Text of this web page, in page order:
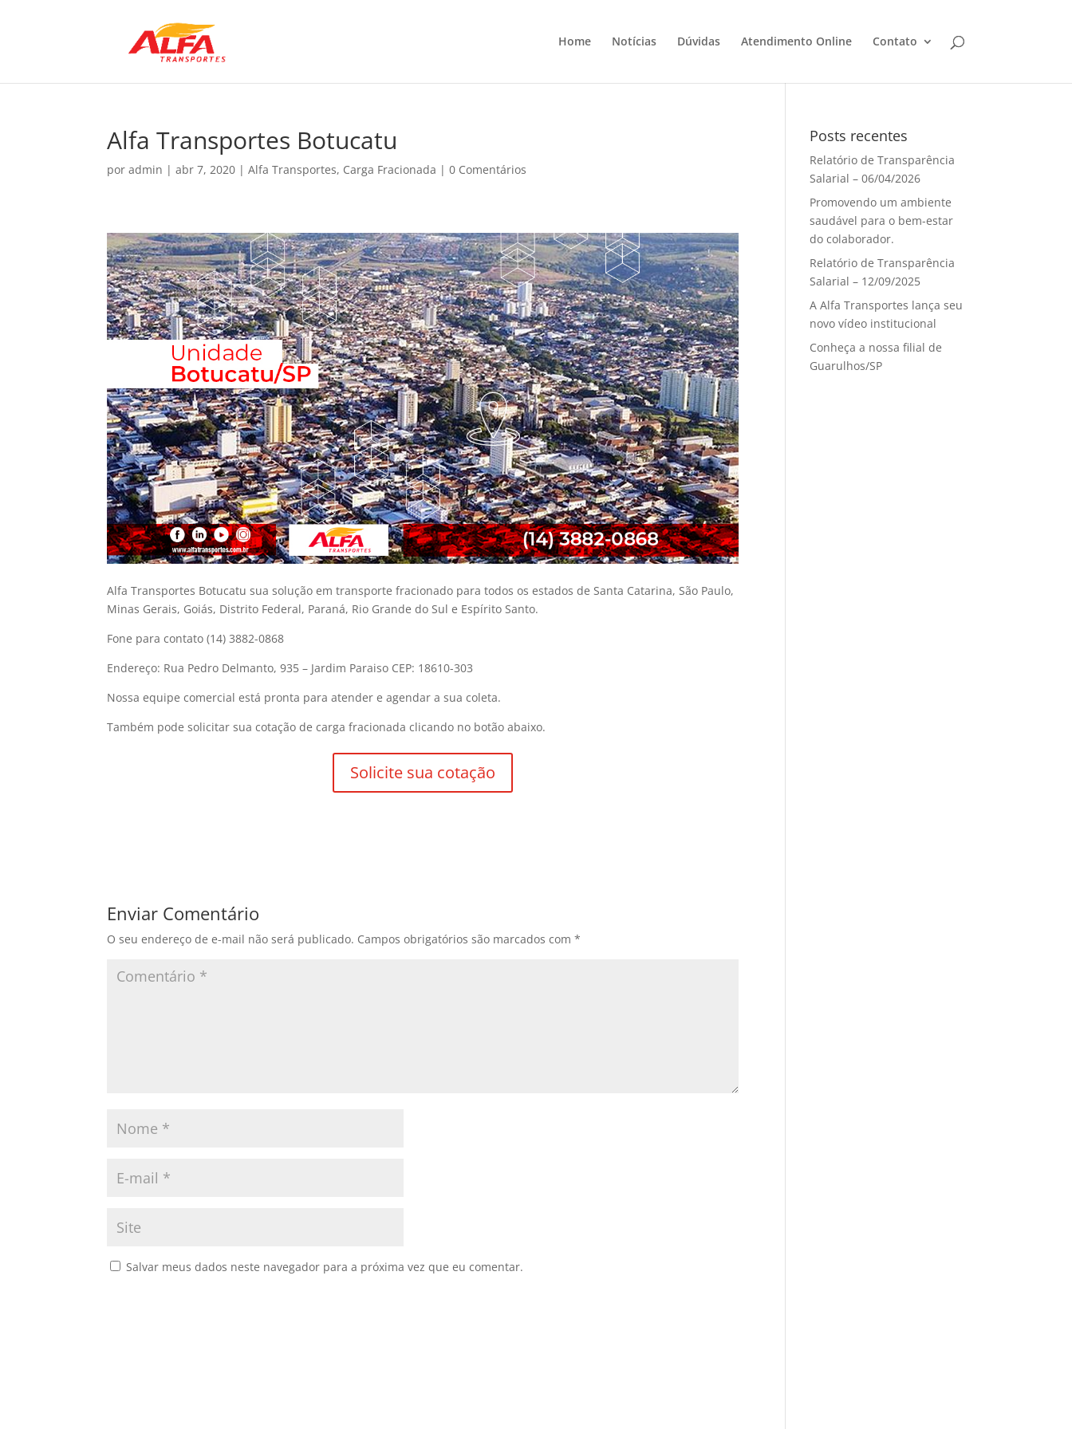
Home Notícias Dúvidas Atendimento Online Contato
Alfa Transportes Botucatu
poradmin |abr 7, 2020 |Alfa Transportes, Carga Fracionada |0 Comentários
Alfa Transportes Botucatu sua solução em transporte fracionado para todos os estados de Santa Catarina, São Paulo,
Minas Gerais, Goiás, Distrito Federal, Paraná, Rio Grande do Sul e Espírito Santo.
Fone para contato (14) 3882-0868
Endereço: Rua Pedro Delmanto, 935 – Jardim Paraiso CEP: 18610-303
Nossa equipe comercial está pronta para atender e agendar a sua coleta.
Também pode solicitar sua cotação de carga fracionada clicando no botão abaixo.
Solicite sua cotação
Enviar Comentário
O seu endereço de e-mail não será publicado. Campos obrigatórios são marcados com*
Salvar meus dados neste navegador para a próxima vez que eu comentar.
Posts recentes
Relatório de Transparência
Salarial – 06/04/2026
Promovendo um ambiente
saudável para o bem-estar
do colaborador.
Relatório de Transparência
Salarial – 12/09/2025
A Alfa Transportes lança seu
novo vídeo institucional
Conheça a nossa filial de
Guarulhos/SP